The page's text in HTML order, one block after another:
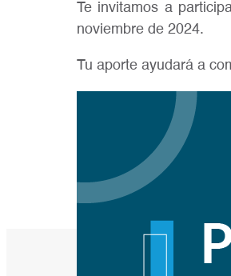
Te invitamos a
noviembre de 2024.
Tu aporte ayudará a